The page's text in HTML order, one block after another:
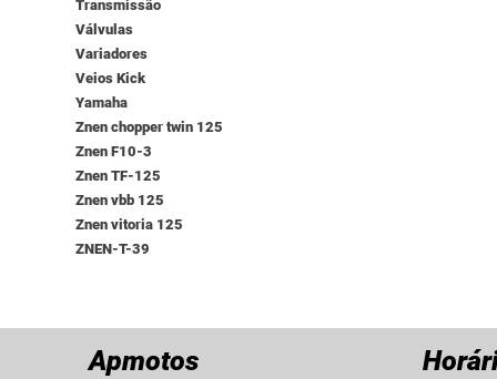
Transmissão
Válvulas
Variadores
Veios Kick
Yamaha
Znen chopper twin 125
Znen F10-3
Znen TF-125
Znen vbb 125
Znen vitoria 125
ZNEN-T-39
Apmotos